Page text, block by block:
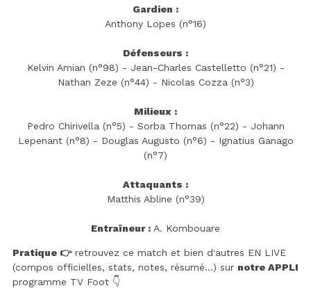
Gardien :
Anthony Lopes (n°16)
Défenseurs :
Kelvin Amian (n°98) - Jean-Charles Castelletto (n°21) -
Nathan Zeze (n°44) - Nicolas Cozza (n°3)
Milieux :
Pedro Chirivella (n°5) - Sorba Thomas (n°22) - Johann
Lepenant (n°8) - Douglas Augusto (n°6) - Ignatius Ganago
(n°7)
Attaquants :
Matthis Abline (n°39)
Entraîneur : A. Kombouare
Pratique 👉retrouvez ce match et bien d'autres EN LIVE
(compos officielles, stats, notes, résumé...) sur notre APPLI
programme TV Foot 👇